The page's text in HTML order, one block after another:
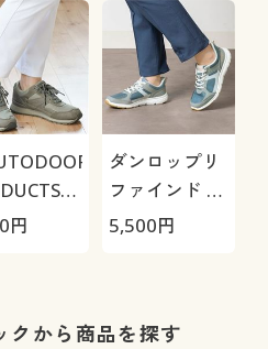
】
ドアプ
円
ダンロップリ
ファインド ス
ニーカー
5,500円
クから商品を探す